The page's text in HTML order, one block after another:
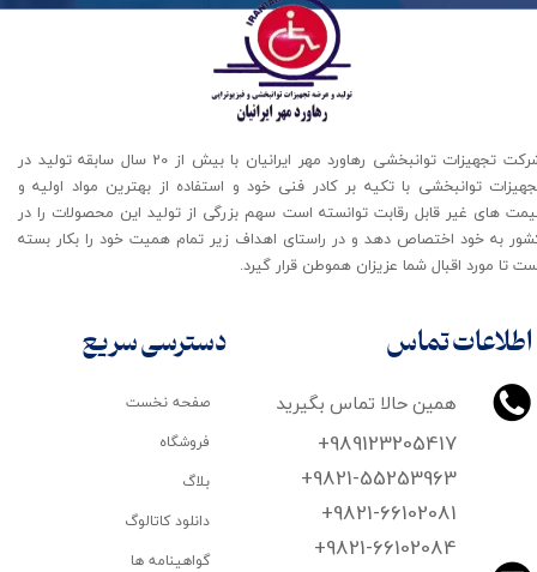
اطلاعات تماس
همین حالا تماس بگیرید
+989123205417
+9821-55253963
+9821-66102081
​​​​​​​+9821-66102084
شرکت تجهیزات توانبخشی رهاورد مهر ایرانیان با بیش از 20 سال سابقه تولید در
توانبخشی با تکیه بر کادر فنی خود و استفاده از بهترین مواد اولیه و
های غیر قابل رقابت توانسته است سهم بزرگی از تولید این محصولات را در
به خود اختصاص دهد و در راستای اهداف زیر تمام همیت خود را بکار بسته
تا مورد اقبال شما عزیزان هموطن قرار گیرد​​​​​​​.
صفحه نخست
فروشگاه
بلاگ
دانلود کاتالوگ
گواهینامه ها
دسترسی سریع